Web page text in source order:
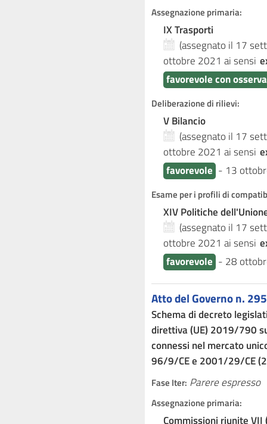
Assegnazione primaria:
IX Trasporti
(assegnato il 17
ottobre 2021 ai sensi
favorevole con
Deliberazione di rilievi:
V Bilancio
(assegnato il 17
ottobre 2021 ai sensi
favorevole - 13
Esame per i profili di
XIV Politiche
(assegnato il 17
ottobre 2021 ai sensi
favorevole - 28
Atto del Governo n. 295
Schema di decreto
direttiva (UE) 2019/790
connessi nel mercato
96/9/CE e 2001/29/CE
Fase Iter: Parere espresso
Assegnazione primaria:
Commissioni riunite VII